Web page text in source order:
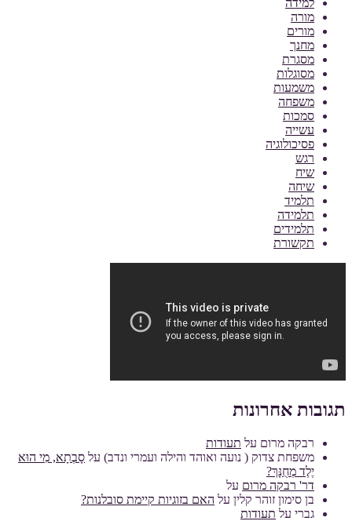
למידה
מורה
מורים
מחנך
מסגרת
מסוגלות
משמעות
משפחה
סמכות
עשייה
פסיכולוגיה
רגש
שיח
שיחה
תלמיד
תלמידה
תלמידים
תקשורת
תגובות אחרונות
רבקה מרום על תעודות
משפחת צדוק ( נועה ואוהד והילה ועמרי ונדב) על סָבְתָא, מִי הוּא
יֶלֶד מְחֻנָּךְ?
דר' רבקה מרום על
בן סימון זוהר קלין על האם בזוגיות קיימת סובלנות?
גברי על תעודות